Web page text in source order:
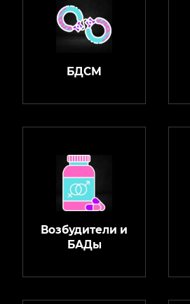
БДСМ
Возбудители и
БАДы